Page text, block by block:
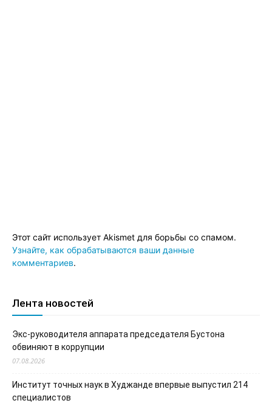
Этот сайт использует Akismet для борьбы со спамом.
Узнайте, как обрабатываются ваши данные
комментариев.
Лента новостей
Экс-руководителя аппарата председателя Бустона
обвиняют в коррупции
07.08.2026
Институт точных наук в Худжанде впервые выпустил 214
специалистов